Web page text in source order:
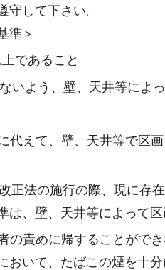
して下さい。
準＞
であること
いよう、壁、天井等によ
えて、壁、天井等で区
法の施行の際、現に存
、壁、天井等によって
責めに帰することがで
いて、たばこの煙を十